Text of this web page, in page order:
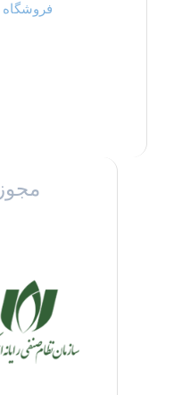
فروشگاه